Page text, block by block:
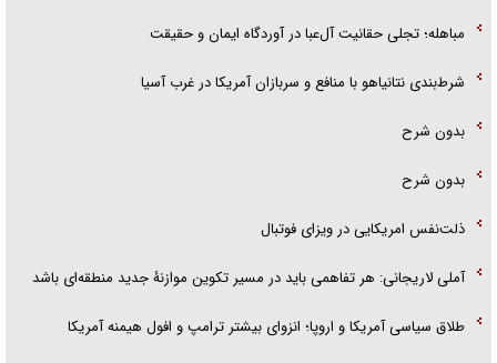
مباهله؛ تجلی حقانیت آل‌عبا در آوردگاه ایمان و حقیقت
شرط‌بندی نتانیاهو با منافع و سربازان آمریکا در غرب آسیا
بدون شرح
بدون شرح
ذلت‌نفس امریکایی در ویزای فوتبال
آملی لاریجانی: هر تفاهمی باید در مسیر تکوین موازنۀ جدید منطقه‌ای باشد
طلاق سیاسی آمریکا و اروپا؛ انزوای بیشتر ترامپ و افول هیمنه آمریکا